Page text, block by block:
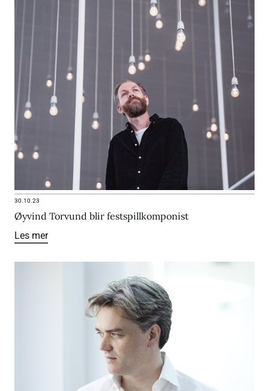
30.10.23
Øyvind Torvund blir festspillkomponist
Les mer